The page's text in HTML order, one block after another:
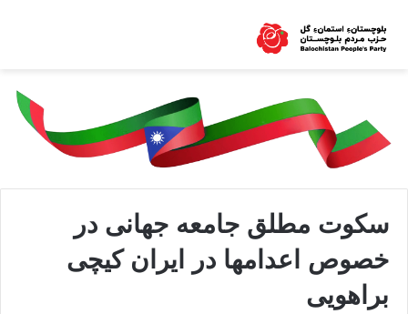
سکوت مطلق جامعه جهانی در
خصوص اعدامها در ایران کیچی
براهویی